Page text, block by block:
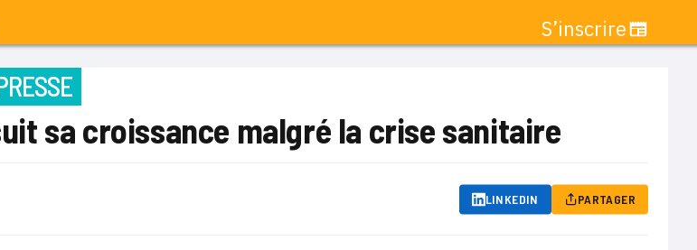
S’inscrire
sa croissance malgré la crise sanitaire
LINKEDIN PARTAGER